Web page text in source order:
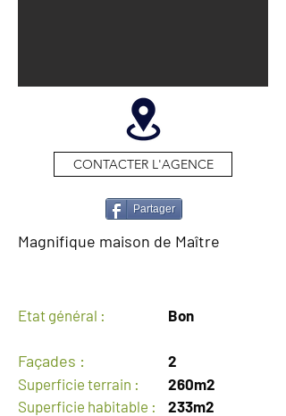
CONTACTER L'AGENCE
Partager
Magnifique maison de Maître
Etat général : Bon
Façades :
2
Superficie terrain :
260m2
Superficie habitable :
233m2